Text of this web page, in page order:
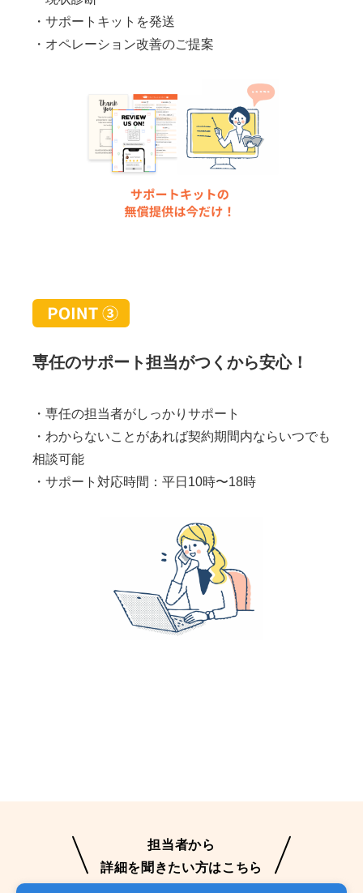
・サポートキットを発送
・オペレーション改善のご提案
専任のサポート担当がつくから安心！
・専任の担当者がしっかりサポート
・わからないことがあれば契約期間内ならいつでも
相談可能
・サポート対応時間：平日10時〜18時
担当者から
詳細を聞きたい方はこちら